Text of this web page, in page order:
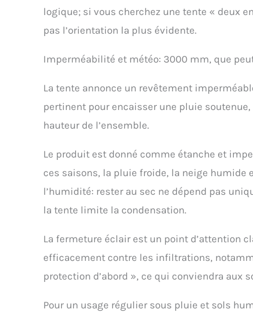
logique; si vous cherchez une tente « deux
pas l’orientation la plus évidente.
Imperméabilité et météo: 3000 mm, que
La tente annonce un revêtement
pertinent pour encaisser une pluie
hauteur de l’ensemble.
Le produit est donné comme étanche et
ces saisons, la pluie froide, la neige humide
l’humidité: rester au sec ne dépend pas
la tente limite la condensation.
La fermeture éclair est un point d’attention
efficacement contre les infiltrations,
protection d’abord », ce qui conviendra aux
Pour un usage régulier sous pluie et sols